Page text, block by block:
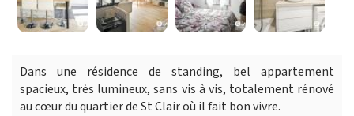
Dans une résidence de standing, bel appartement
spacieux, très lumineux, sans vis à vis, totalement rénové
au cœur du quartier de St Clair où il fait bon vivre.